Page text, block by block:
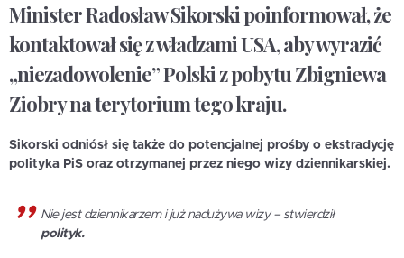
Minister Radosław Sikorski poinformował, że
kontaktował się z władzami USA, aby wyrazić
„niezadowolenie” Polski z pobytu Zbigniewa
Ziobry na terytorium tego kraju.
Sikorski odniósł się także do potencjalnej prośby o ekstradycję
polityka PiS oraz otrzymanej przez niego wizy dziennikarskiej.
Nie jest dziennikarzem i już nadużywa wizy – stwierdził
polityk.